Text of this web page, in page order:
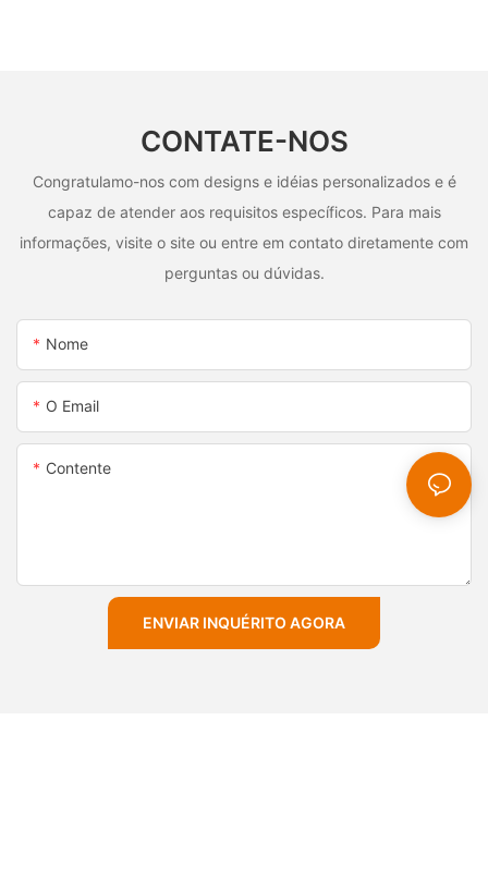
CONTATE-NOS
Congratulamo-nos com designs e idéias personalizados e é
capaz de atender aos requisitos específicos. Para mais
informações, visite o site ou entre em contato diretamente com
perguntas ou dúvidas.
Nome
O Email
Contente
ENVIAR INQUÉRITO AGORA